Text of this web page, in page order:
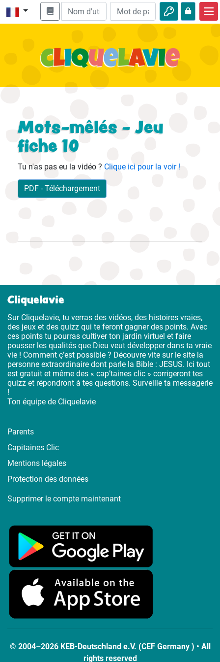
Enseignement biblique
Nature
Aventures
Mots-mêlés - Jeu
fiche 10
Tu n'as pas eu la vidéo ? Clique ici pour la voir !
PDF - Téléchargement
Cliquelavie
Sur Cliquelavie, tu verras des vidéos, des histoires vraies,
des jeux et des quizz qui te feront gagner des points. Avec
ces points tu pourras cultiver ton jardin virtuel et faire
pousser les qualités que Dieu veut développer dans ta vraie
vie ! Comment ç’est possible ? Découvre vite sur le site la
personne extraordinaire dont parle la Bible : JESUS. Ici tout
est gratuit et même des « cap’taines clic » corrigeront tes
quizz et répondront à tes questions. Surveille ta messagerie
!
Ton équipe de Cliquelavie
Parents
Capitaines Clic
Mentions légales
Protection des données
Supprimer le compte maintenant
© 2004–2026 KEB-Deutschland e.V. (CEF Germany ) • All
rights reserved